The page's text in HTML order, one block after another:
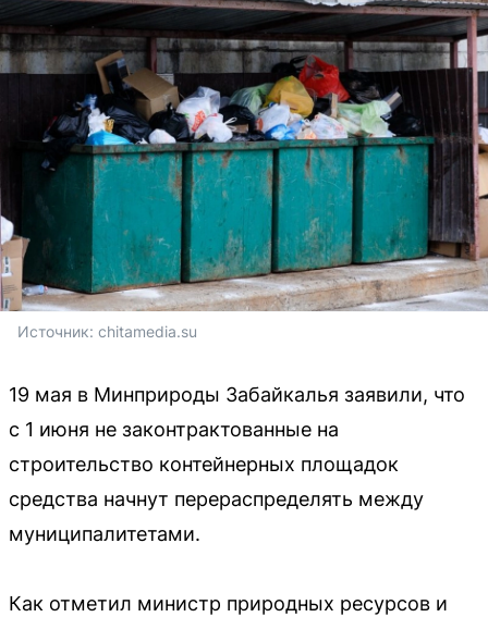
Источник: chitamedia.su
19 мая в Минприроды Забайкалья заявили, что
с 1 июня не законтрактованные на
строительство контейнерных площадок
средства начнут перераспределять между
муниципалитетами.
Как отметил министр природных ресурсов и